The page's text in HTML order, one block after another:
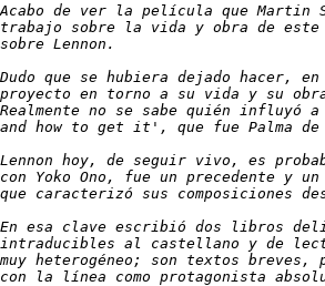
Acabo de ver la película que Martin
trabajo sobre la vida y obra de este
sobre Lennon.
Dudo que se hubiera dejado hacer,
proyecto en torno a su vida y su
Realmente no se sabe quién
and how to get it', que fue Palma
Lennon hoy, de seguir vivo, es
con Yoko Ono, fue un precedente y
que caracterizó sus composiciones
En esa clave escribió dos libros
intraducibles al castellano y de
muy heterogéneo; son textos
con la línea como protagonista